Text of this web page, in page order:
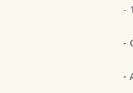
-
-
-